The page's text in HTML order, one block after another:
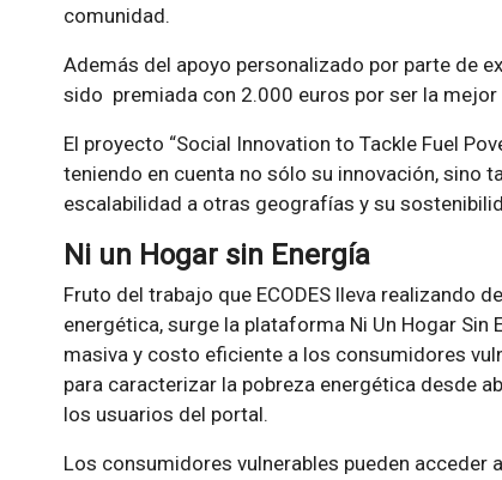
comunidad.
Además del apoyo personalizado por parte de
sido premiada con 2.000 euros por ser la mejor
El proyecto “Social Innovation to Tackle Fuel
teniendo en cuenta no sólo su innovación, sino
escalabilidad a otras geografías y su
Ni un Hogar sin Energía
Fruto del trabajo que ECODES lleva realizando
energética, surge la plataforma Ni Un Hogar
masiva y costo eficiente a los consumidores
para caracterizar la pobreza energética desde
los usuarios del portal.
Los consumidores vulnerables pueden acceder a